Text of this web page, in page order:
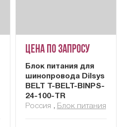
Цена по запросу
Блок питания для
шинопровода Dilsys
BELT T-BELT-BINPS-
24-100-TR
Россия , Блок питания